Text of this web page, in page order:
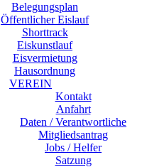
Belegungsplan
Öffentlicher Eislauf
Shorttrack
Eiskunstlauf
Eisvermietung
Hausordnung
VEREIN
Kontakt
Anfahrt
Daten / Verantwortliche
Mitgliedsantrag
Jobs / Helfer
Satzung